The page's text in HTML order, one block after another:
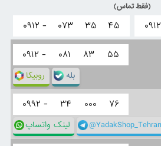
(فقط تماس)
- ۰۹۱۲ - ۰۷۳ ۳۵ ۴۵
۰۹۱۲ - ۰۸۱ ۸۳ ۵۵
روبیکا بله
۰۹۹۲ - ۳۴ ۰۰۰ ۷۶
لینک واتساپ @YadakShop_Tehran